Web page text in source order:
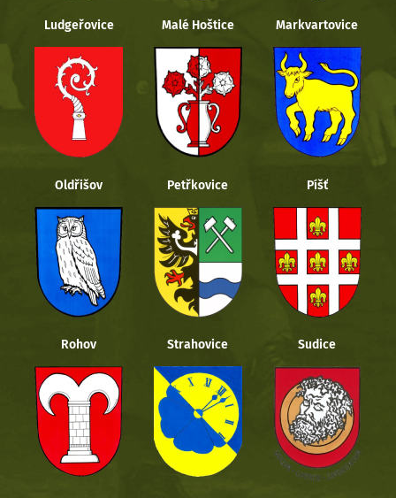
Ludgeřovice Malé Hoštice Markvartovice
Oldřišov Petřkovice Píšť
Rohov Strahovice Sudice